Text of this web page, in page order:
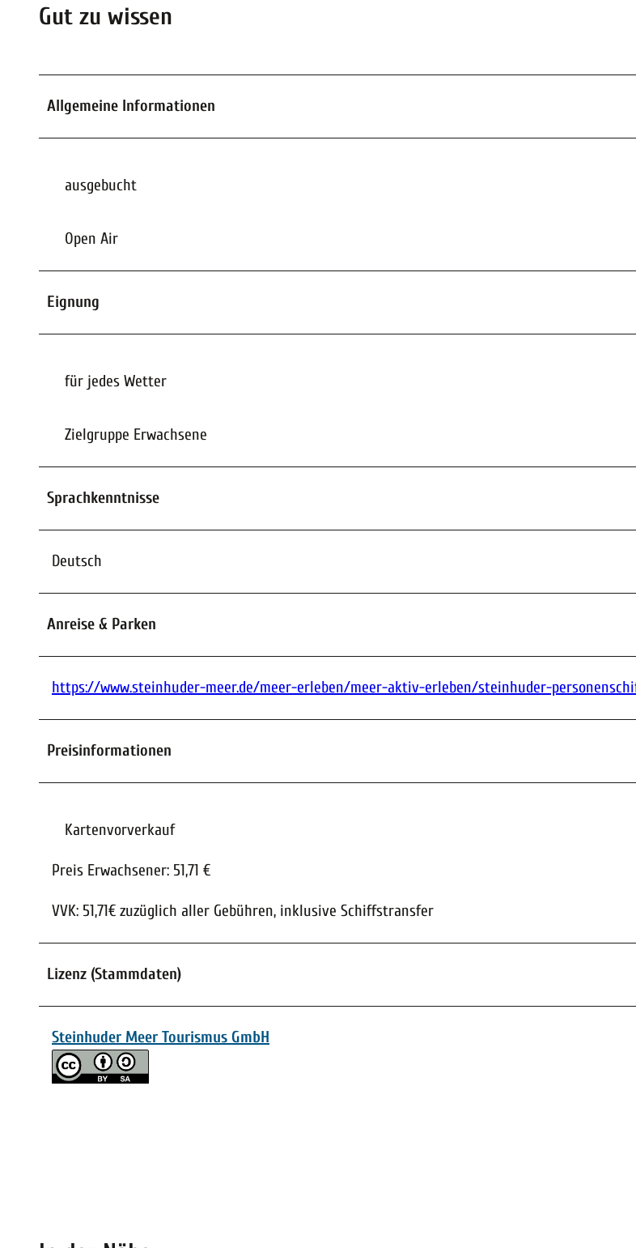
Gut zu wissen
Allgemeine Informationen
ausgebucht
Open Air
Eignung
für jedes Wetter
Zielgruppe Erwachsene
Sprachkenntnisse
Deutsch
Anreise & Parken
https://www.steinhuder-meer.de/meer-erleben/meer-aktiv-erleben/steinhuder-
Preisinformationen
Kartenvorverkauf
Preis Erwachsener: 51,71 €
VVK: 51,71€ zuzüglich aller Gebühren, inklusive Schiffstransfer
Lizenz (Stammdaten)
Steinhuder Meer Tourismus GmbH